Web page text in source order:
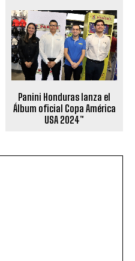
Panini Honduras lanza el
Álbum oficial Copa América
USA 2024™